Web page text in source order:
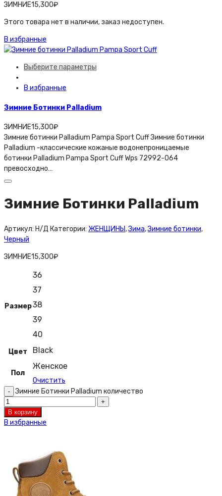
ЗИМНИЕ15,300₽
Этого товара нет в наличии, заказ недоступен.
В избранные
Выберите параметры
В избранные
Зимние Ботинки Palladium
ЗИМНИЕ15,300₽
Зимние ботинки Palladium Pampa Sport Cuff Зимние ботинки
Palladium -классические кожаные водонепроницаемые
ботинки Palladium Pampa Sport Cuff Wps 72992-064
превосходно…
Зимние Ботинки Palladium
Артикул: Н/Д Категории: ЖЕНЩИНЫ ,Зима,Зимние ботинки,
Черный
ЗИМНИЕ15,300₽
Размер
36
37
38
39
40
Цвет Black
Пол
Женское
Очистить
Зимние Ботинки Palladium количество
В корзину
В избранные